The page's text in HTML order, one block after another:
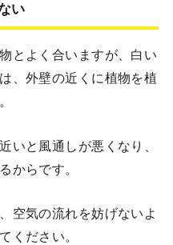
い
とよく合いますが、白い
、外壁の近くに植物を植
いと風通しが悪くなり、
からです。
空気の流れを妨げないよ
ください。